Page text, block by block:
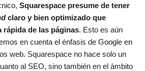
Squarespace presume de tener
claro y bien optimizado que
rápida de las páginas. Esto es aún
en cuenta el énfasis de Google en
web. Squarespace no hace solo un
al SEO, sino también en el ámbito